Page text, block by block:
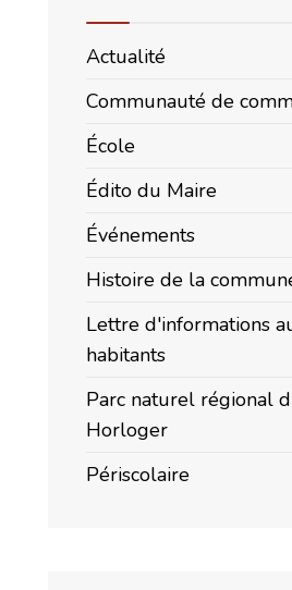
Actualité
Communauté de
École
Édito du Maire
Événements
Histoire de la
Lettre d'informations
habitants
Parc naturel régional
Horloger
Périscolaire